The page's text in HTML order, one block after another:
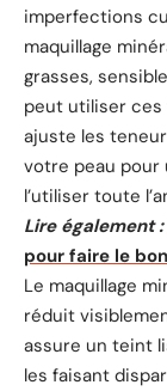
imperfections
maquillage
grasses,
peut utiliser ces
ajuste les
votre peau pour
l’utiliser toute
Lire également :
pour faire le
Le maquillage
réduit
assure un teint
les faisant